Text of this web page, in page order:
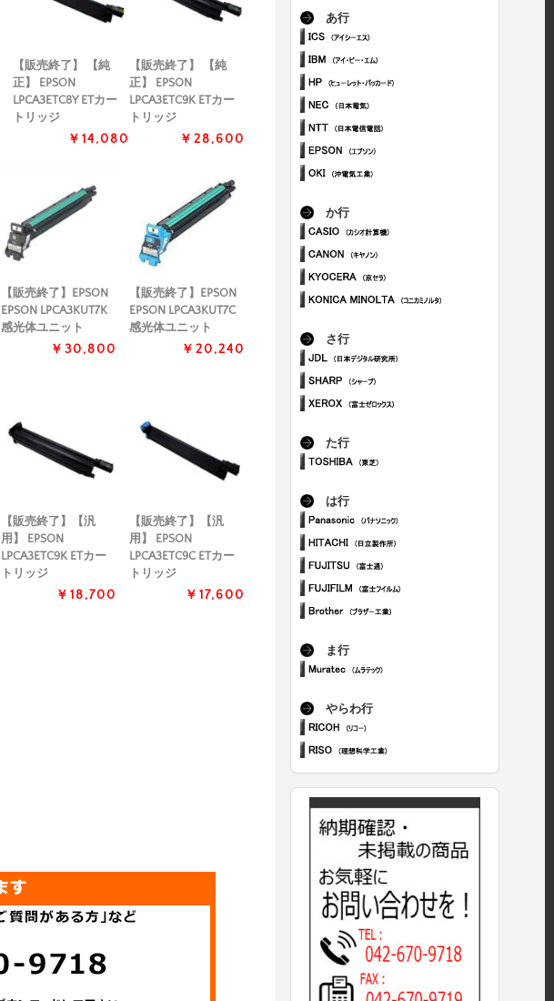
【販売終了】 【純
正】 EPSON
LPCA3ETC8Y ETカー
トリッジ
￥14,080
【販売終了】 【純
正】 EPSON
LPCA3ETC9K ETカー
トリッジ
￥28,600
【販売終了】EPSON
EPSON LPCA3KUT7K
感光体ユニット
￥30,800
【販売終了】EPSON
EPSON LPCA3KUT7C
感光体ユニット
￥20,240
【販売終了】【汎
用】 EPSON
LPCA3ETC9K ETカー
トリッジ
￥18,700
【販売終了】【汎
用】 EPSON
LPCA3ETC9C ETカー
トリッジ
￥17,600
あ行
か行
さ行
た行
は行
ま行
やらわ行